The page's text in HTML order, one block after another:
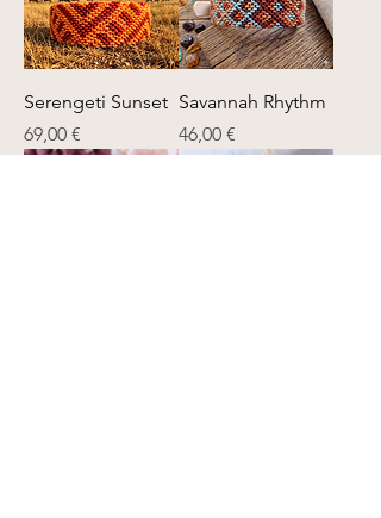
Serengeti Sunset
Preis
69,00 €
Savannah Rhythm
Preis
46,00 €